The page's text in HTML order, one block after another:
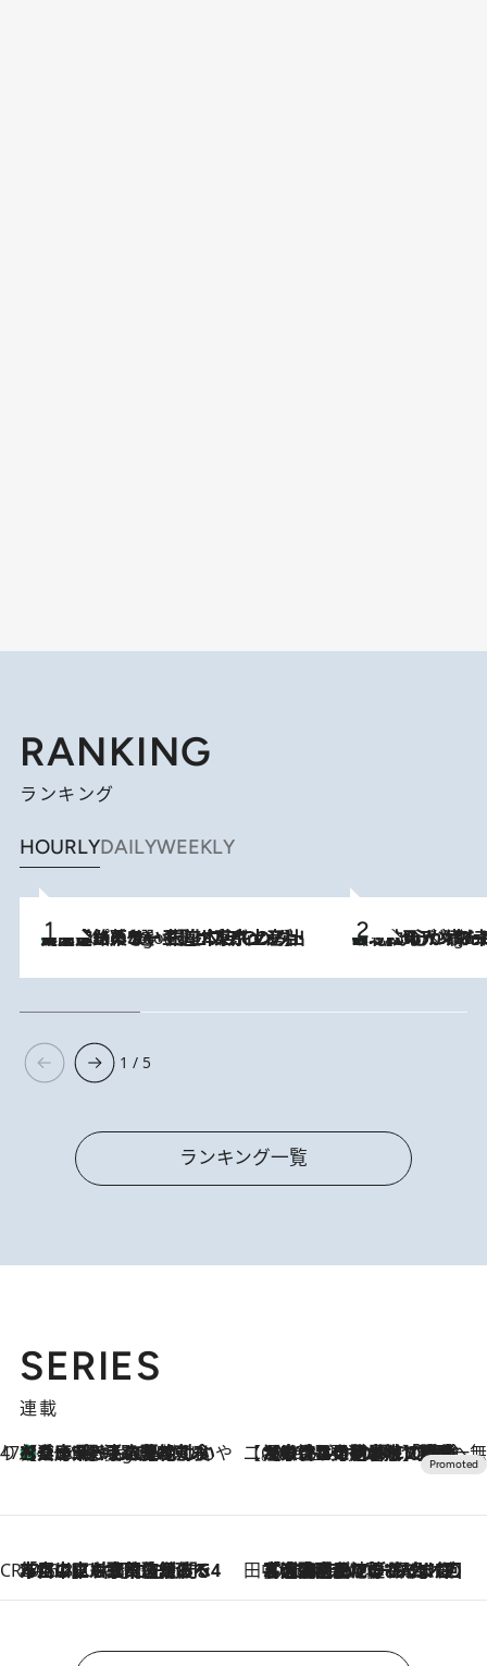
RANKING
ランキング
HOURLYDAILYWEEKLY
3 Hours Ago
【間違いのない王道・東京土産】資生堂パーラー 銀座本店でのみ出会える銘菓5選《極上プディング・濃厚チーズケーキ・ボンボンショコラほか》 3 Hours Ago
《北欧の人々の幸福度が高いのは…》元デンマーク親善大使が出会った“心が満たされる暮らし”「いいかげんにヒュッゲしなさい！」
1 / 5
ランキング一覧
SERIES
連載
47都道府県の手みやげ ひんやりスイーツで夏を満喫
3 Hours Ago
【兵庫県】この夏絶対食べたい 冷やしておいしいおやつ3選 淡路島の恵みをジェラートに集約 【CREA×星野リゾート】唯一無二。癒しと発見が待つ場所へ
2026.8.7
【トンボの足水浴】ヒノキの香りに包まれて涼感マックス！約13℃の湧水かけ流しを避暑地「星野温泉 トンボの湯」で体験
CREA'S CHOICE
2026.8.7
「立川にも歌舞伎があるんだよ」 片岡仁左衛門・市川中車ら豪華座組みで4年目の立川立飛歌舞伎へ 田中稲の勝手に再ブーム
2026.8.7
「湘南乃風に憧れて」観客大盛上がりの“タオル回し”に、ラッパー顔負けの高速歌唱まで…さだまさし（74）のアグレッシブすぎる現在地